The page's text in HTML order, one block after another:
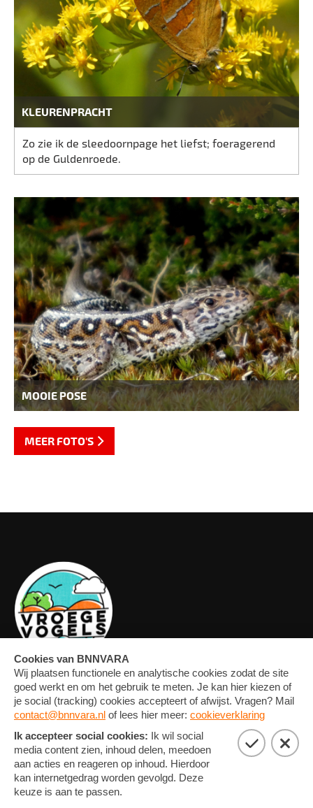
KLEURENPRACHT
Zo zie ik de sleedoornpage het liefst; foeragerend
op de Guldenroede.
MOOIE POSE
MEER FOTO'S
OVERZICHT
ARTIKELEN
FOTO'S
FORUM
NIEUWSBRIEF